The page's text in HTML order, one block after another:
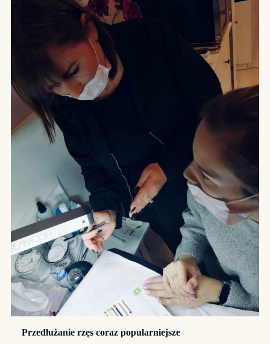
Przedłużanie rzęs coraz popularniejsze